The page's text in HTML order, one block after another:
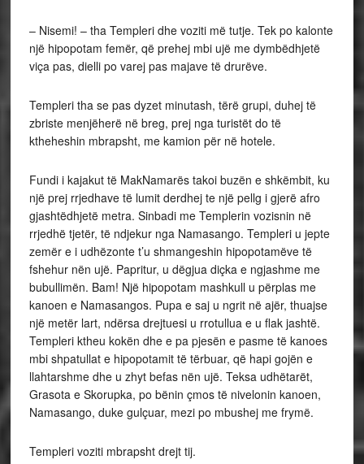
– Nisemi! – tha Templeri dhe voziti më tutje. Tek po kalonte
një hipopotam femër, që prehej mbi ujë me dymbëdhjetë
viça pas, dielli po varej pas majave të drurëve.
Templeri tha se pas dyzet minutash, tërë grupi, duhej të
zbriste menjëherë në breg, prej nga turistët do të
ktheheshin mbrapsht, me kamion për në hotele.
Fundi i kajakut të MakNamarës takoi buzën e shkëmbit, ku
një prej rrjedhave të lumit derdhej te një pellg i gjerë afro
gjashtëdhjetë metra. Sinbadi me Templerin vozisnin në
rrjedhë tjetër, të ndjekur nga Namasango. Templeri u jepte
zemër e i udhëzonte t’u shmangeshin hipopotamëve të
fshehur nën ujë. Papritur, u dëgjua diçka e ngjashme me
bubullimën. Bam! Një hipopotam mashkull u përplas me
kanoen e Namasangos. Pupa e saj u ngrit në ajër, thuajse
një metër lart, ndërsa drejtuesi u rrotullua e u flak jashtë.
Templeri ktheu kokën dhe e pa pjesën e pasme të kanoes
mbi shpatullat e hipopotamit të tërbuar, që hapi gojën e
llahtarshme dhe u zhyt befas nën ujë. Teksa udhëtarët,
Grasota e Skorupka, po bënin çmos të nivelonin kanoen,
Namasango, duke gulçuar, mezi po mbushej me frymë.
Templeri voziti mbrapsht drejt tij.